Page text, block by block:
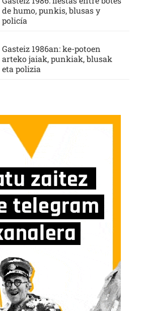
de humo, punkis, blusas y
policía
Gasteiz 1986an: ke-potoen
arteko jaiak, punkiak, blusak
eta polizia